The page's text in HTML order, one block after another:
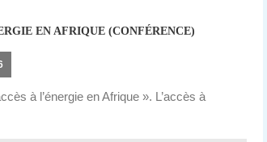
EN AFRIQUE (CONFÉRENCE)
à l’énergie en Afrique ». L’accès à